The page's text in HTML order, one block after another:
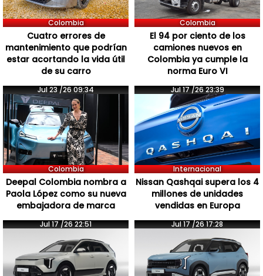
Colombia
Cuatro errores de
mantenimiento que podrían
estar acortando la vida útil
de su carro
Colombia
El 94 por ciento de los
camiones nuevos en
Colombia ya cumple la
norma Euro VI
Jul 23 /26 09:34
Colombia
Deepal Colombia nombra a
Paola López como su nueva
embajadora de marca
Jul 17 /26 23:39
Internacional
Nissan Qashqai supera los 4
millones de unidades
vendidas en Europa
Jul 17 /26 22:51 Jul 17 /26 17:28